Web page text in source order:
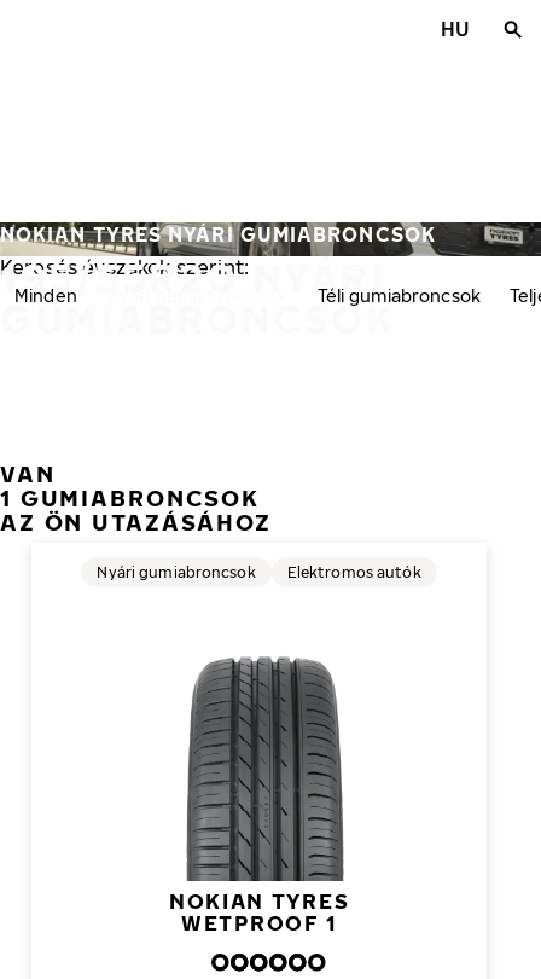
HU
195/55R20 NYÁRI
GUMIABRONCSOK
NOKIAN TYRES NYÁRI GUMIABRONCSOK
Keresés évszakok szerint:
Minden Téli gumiabroncsok
VAN
1 GUMIABRONCSOK
AZ ÖN UTAZÁSÁHOZ
NOKIAN TYRES
WETPROOF 1
Nyári gumiabroncsok Elektromos autók